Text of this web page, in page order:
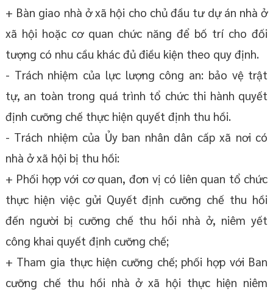
+ Bàn giao nhà ở xã hội cho chủ đầu tư dự án nhà ở
xã hội hoặc cơ quan chức năng để bố trí cho đối
tượng có nhu cầu khác đủ điều kiện theo quy định.
- Trách nhiệm của lực lượng công an: bảo vệ trật
tự, an toàn trong quá trình tổ chức thi hành quyết
định cưỡng chế thực hiện quyết định thu hồi.
- Trách nhiệm của Ủy ban nhân dân cấp xã nơi có
nhà ở xã hội bị thu hồi:
+ Phối hợp với cơ quan, đơn vị có liên quan tổ chức
thực hiện việc gửi Quyết định cưỡng chế thu hồi
đến người bị cưỡng chế thu hồi nhà ở, niêm yết
công khai quyết định cưỡng chế;
+ Tham gia thực hiện cưỡng chế; phối hợp với Ban
cưỡng chế thu hồi nhà ở xã hội thực hiện niêm